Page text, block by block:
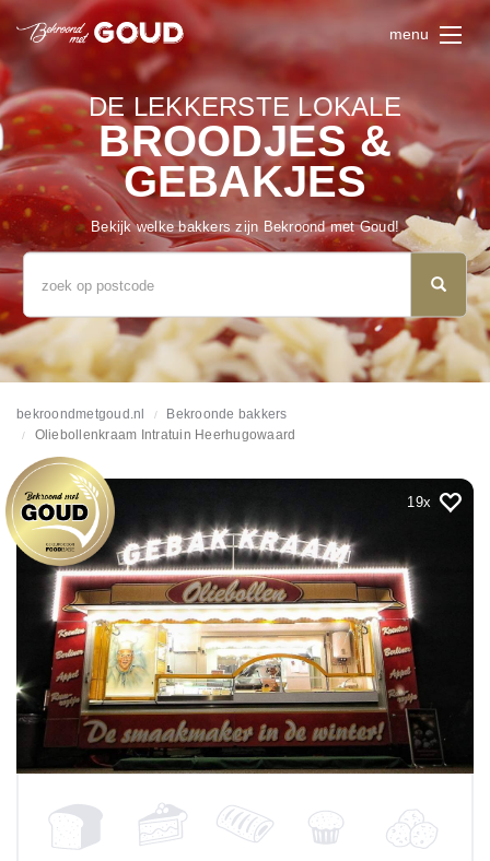
menu
DE LEKKERSTE LOKALE
BROODJES &
GEBAKJES
Bekijk welke bakkers zijn Bekroond met Goud!
bekroondmetgoud.nl
Bekroonde bakkers
Oliebollenkraam Intratuin Heerhugowaard
19